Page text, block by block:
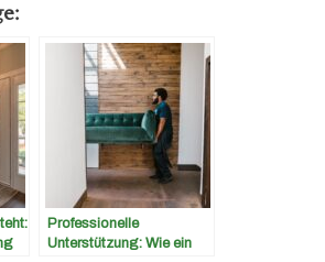
Professionelle
Unterstützung: Wie ein